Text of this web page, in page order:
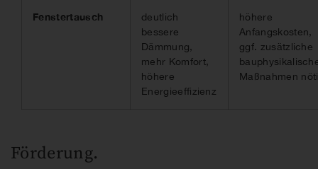
Fenstertausch
deutlich
bessere
Dämmung,
mehr Komfort,
höhere
Energieeffizienz
höhere
Anfangskosten,
ggf. zusätzliche
Maßnahmen
Förderung.